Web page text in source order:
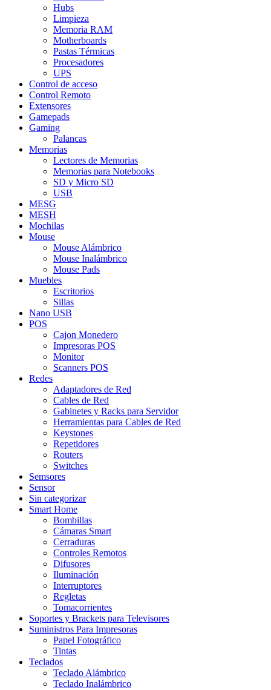
Hubs
Limpieza
Memoria RAM
Motherboards
Pastas Térmicas
Procesadores
UPS
Control de acceso
Control Remoto
Extensores
Gamepads
Gaming
Palancas
Memorias
Lectores de Memorias
Memorias para Notebooks
SD y Micro SD
USB
MESG
MESH
Mochilas
Mouse
Mouse Alámbrico
Mouse Inalámbrico
Mouse Pads
Muebles
Escritorios
Sillas
Nano USB
POS
Cajon Monedero
Impresoras POS
Monitor
Scanners POS
Redes
Adaptadores de Red
Cables de Red
Gabinetes y Racks para Servidor
Herramientas para Cables de Red
Keystones
Repetidores
Routers
Switches
Semsores
Sensor
Sin categorizar
Smart Home
Bombillas
Cámaras Smart
Cerraduras
Controles Remotos
Difusores
Iluminación
Interruptores
Regletas
Tomacorrientes
Soportes y Brackets para Televisores
Suministros Para Impresoras
Papel Fotográfico
Tintas
Teclados
Teclado Alámbrico
Teclado Inalámbrico